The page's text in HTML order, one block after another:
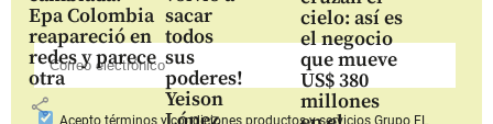
Epa Colombia
reapareció en
redes y parece
otra
share
sacar
todos
sus
poderes!
Yeison
cielo: así es
el negocio
que mueve
US$ 380
millones
Aceptotérminos y condiciones productos y serviciosGrupo EL